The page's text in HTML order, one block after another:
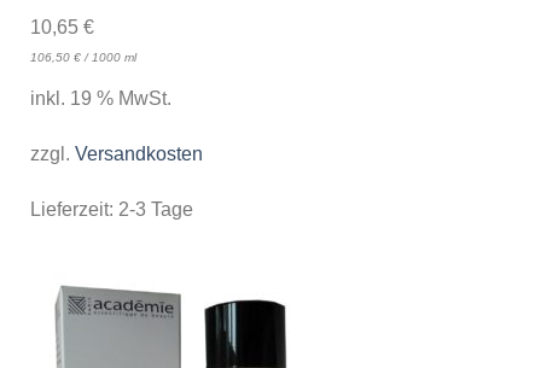
10,65 €
106,50 €/1000 ml
inkl. 19 % MwSt.
zzgl. Versandkosten
Lieferzeit: 2-3 Tage